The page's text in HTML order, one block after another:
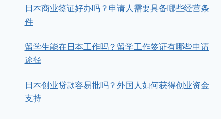
日本商业签证好办吗？申请人需要具备哪些经营条
件
留学生能在日本工作吗？留学工作签证有哪些申请
途径
日本创业贷款容易批吗？外国人如何获得创业资金
支持